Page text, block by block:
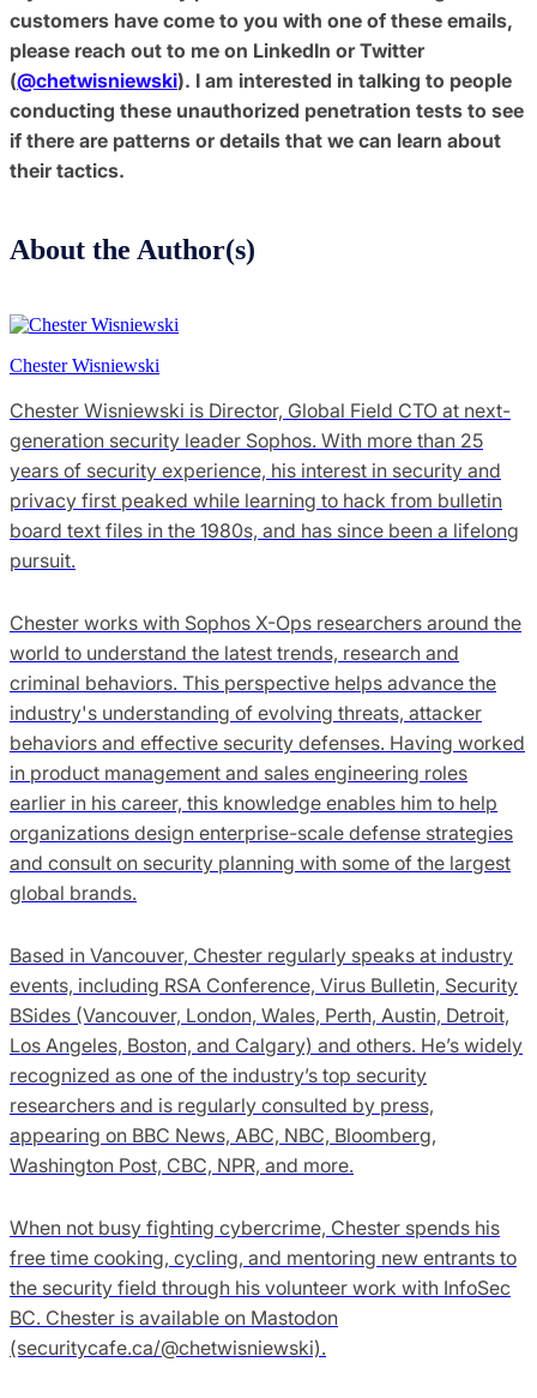
customers have come to you with one of these emails,
please reach out to me on LinkedIn or Twitter
(@chetwisniewski). I am interested in talking to people
conducting these unauthorized penetration tests to see
if there are patterns or details that we can learn about
their tactics.
About the Author(s)
Chester Wisniewski
Chester Wisniewski is Director, Global Field CTO at next-
generation security leader Sophos. With more than 25
years of security experience, his interest in security and
privacy first peaked while learning to hack from bulletin
board text files in the 1980s, and has since been a lifelong
pursuit.
Chester works with Sophos X-Ops researchers around the
world to understand the latest trends, research and
criminal behaviors. This perspective helps advance the
industry's understanding of evolving threats, attacker
behaviors and effective security defenses. Having worked
in product management and sales engineering roles
earlier in his career, this knowledge enables him to help
organizations design enterprise-scale defense strategies
and consult on security planning with some of the largest
global brands.
Based in Vancouver, Chester regularly speaks at industry
events, including RSA Conference, Virus Bulletin, Security
BSides (Vancouver, London, Wales, Perth, Austin, Detroit,
Los Angeles, Boston, and Calgary) and others. He’s widely
recognized as one of the industry’s top security
researchers and is regularly consulted by press,
appearing on BBC News, ABC, NBC, Bloomberg,
Washington Post, CBC, NPR, and more.
When not busy fighting cybercrime, Chester spends his
free time cooking, cycling, and mentoring new entrants to
the security field through his volunteer work with InfoSec
BC. Chester is available on Mastodon
(securitycafe.ca/@chetwisniewski).